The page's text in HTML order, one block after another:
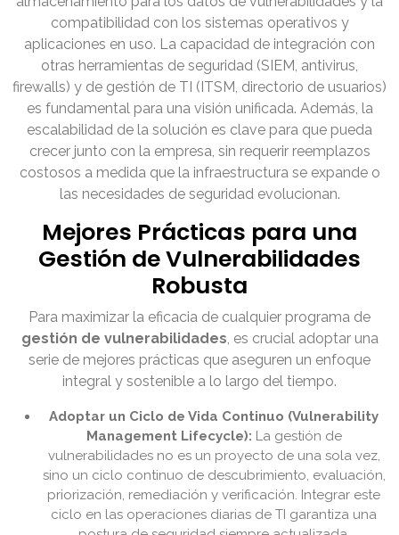
compatibilidad con los sistemas operativos y
aplicaciones en uso. La capacidad de integración con
otras herramientas de seguridad (SIEM, antivirus,
firewalls) y de gestión de TI (ITSM, directorio de usuarios)
es fundamental para una visión unificada. Además, la
escalabilidad de la solución es clave para que pueda
crecer junto con la empresa, sin requerir reemplazos
costosos a medida que la infraestructura se expande o
las necesidades de seguridad evolucionan.
Mejores Prácticas para una
Gestión de Vulnerabilidades
Robusta
Para maximizar la eficacia de cualquier programa de
gestión de vulnerabilidades, es crucial adoptar una
serie de mejores prácticas que aseguren un enfoque
integral y sostenible a lo largo del tiempo.
Adoptar un Ciclo de Vida Continuo (Vulnerability
Management Lifecycle): La gestión de
vulnerabilidades no es un proyecto de una sola vez,
sino un ciclo continuo de descubrimiento, evaluación,
priorización, remediación y verificación. Integrar este
ciclo en las operaciones diarias de TI garantiza una